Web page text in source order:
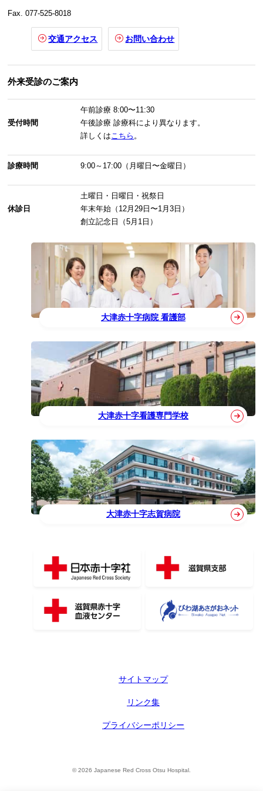
Fax. 077-525-8018
交通アクセス お問い合わせ
外来受診のご案内
受付時間
午前診療8:00〜11:30
午後診療診療科により異なります。
詳しくは こちら 。
診療時間 9:00～17:00（月曜日〜金曜日）
休診日
土曜日・日曜日・祝祭日
年末年始（12月29日〜1月3日）
創立記念日（5月1日）
大津赤十字病院 看護部
大津赤十字看護専門学校
大津赤十字志賀病院
サイトマップ
リンク集
プライバシーポリシー
© 2026 Japanese Red Cross Otsu Hospital.